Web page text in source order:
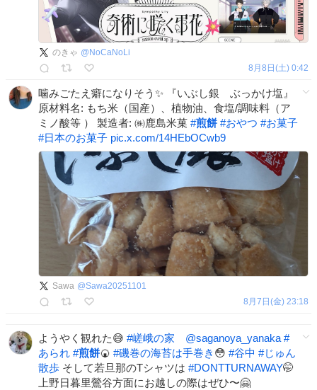
のきゃ @ NoCaNoLi
8月8日(土) 0:42
噛みごたえ癖になりそう✨ 『いぶし銀 ぶっかけ塩』
原材料名: もち米（国産）、植物油、食塩/調味料（ア
ミノ酸等 ） 製造者: ㈱鹿島米菓 #煎餅 #おやつ #お菓子
#日本のお菓子 pic.x.com/14HEbOCwb9
Sawa @Sawa20251101
8月7日(金) 23:18
ようやく観れた😅 #嵯峨の家 @saganoya_yanaka #
あられ #煎餅🍘 #磯巻の海苔は手巻き 😳 #谷中 #じゅん
散歩 そして若旦那のTシャツは #DONTTURNAWAY🤭
上野日暮里鶯谷方面にお越しの際はぜひ〜🤗